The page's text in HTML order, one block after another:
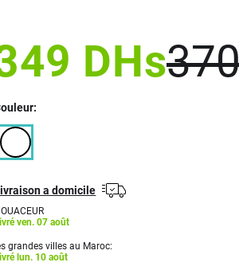
DHs
a domicile
ven. 07 août
grandes villes au Maroc:
lun. 10 août